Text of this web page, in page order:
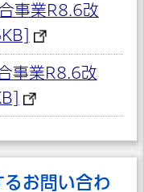
事業R8.6改
事業R8.6改
お問い合わ